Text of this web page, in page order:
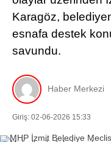
Karagöz,
esnafa destek
savundu.
Haber Merkezi
Giriş: 02-06-2026 15:33